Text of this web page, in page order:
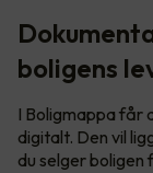
boligens
I Boligmappa får
digitalt. Den vil
du selger boligen